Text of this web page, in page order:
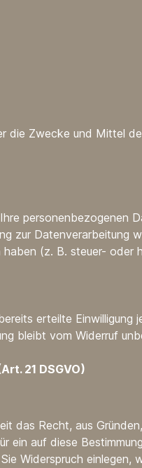
die Zwecke und Mittel
personenbezogenen
zur Datenverarbeitung
(z. B. steuer- oder
erteilte Einwilligung
bleibt vom Widerruf
21 DSGVO)
das Recht, aus
ein auf diese
Widerspruch